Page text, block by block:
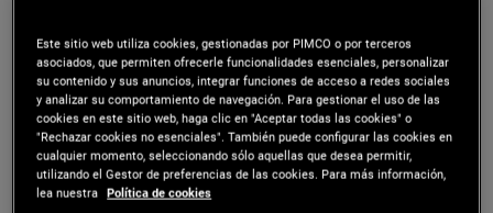
Antes de incorporarse a PIMCO en 2009,
desempeñó el cargo de estratega jefe del
mercado de deuda en Miller Tabak y trabajó tanto
para Lehman Brothers como para Prudential
Bache. Crescenzi ha escrito seis libros, entre los
Este sitio web utiliza cookies, gestionadas por PIMCO o por terceros
asociados, que permiten ofrecerle funcionalidades esenciales, personalizar
su contenido y sus anuncios, integrar funciones de acceso a redes sociales
y analizar su comportamiento de navegación. Para gestionar el uso de las
cookies en este sitio web, haga clic en "Aceptar todas las cookies" o
"Rechazar cookies no esenciales". También puede configurar las cookies en
cualquier momento, seleccionando sólo aquellas que desea permitir,
utilizando el Gestor de preferencias de las cookies. Para más información,
lea nuestra Política de cookies